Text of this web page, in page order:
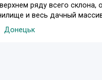
ряду всего склона,
и весь дачный
Донецьк